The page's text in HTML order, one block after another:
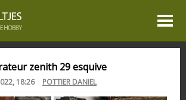
zenith 29 esquive
18:26 POTTIER DANIEL